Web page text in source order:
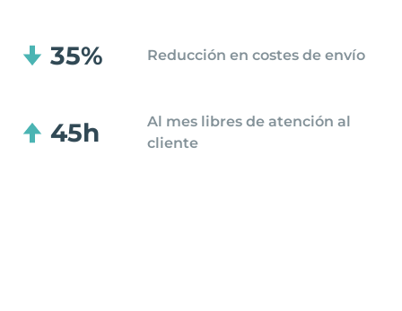
35% Reducción en costes de envío
45h
Al mes libres de atención al
cliente